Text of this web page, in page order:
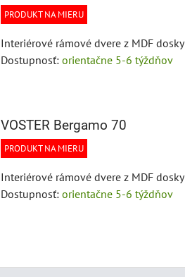
PRODUKT NA MIERU
Interiérové rámové dvere z MDF dosky
Dostupnosť: orientačne 5-6 týždňov
VOSTER Bergamo 70
PRODUKT NA MIERU
Interiérové rámové dvere z MDF dosky
Dostupnosť: orientačne 5-6 týždňov